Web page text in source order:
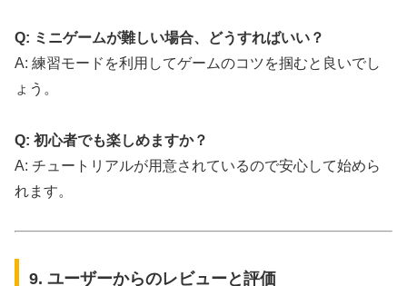
Q: ミニゲームが難しい場合、どうすればいい？
A: 練習モードを利用してゲームのコツを掴むと良いでし
ょう。
Q: 初心者でも楽しめますか？
A: チュートリアルが用意されているので安心して始めら
れます。
9. ユーザーからのレビューと評価